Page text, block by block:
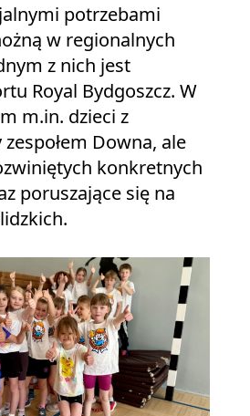
potrzebami
w regionalnych
z nich jest
Royal Bydgoszcz. W
m.in. dzieci z
Downa, ale
konkretnych
poruszające się na